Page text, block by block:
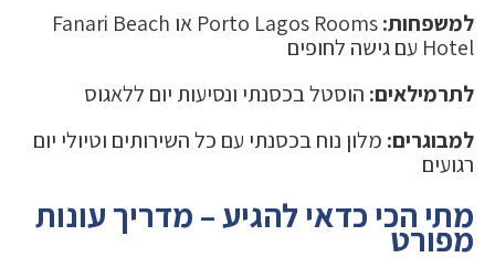
למשפחות:
Porto Lagos Rooms או Fanari Beach
Hotel עם גישה לחופים
לתרמילאים: הוסטל בכסנתי ונסיעות יום ללאגוס
למבוגרים: מלון נוח בכסנתי עם כל השירותים וטיולי יום
רגועים
מתי הכי כדאי להגיע – מדריך עונות
מפורט